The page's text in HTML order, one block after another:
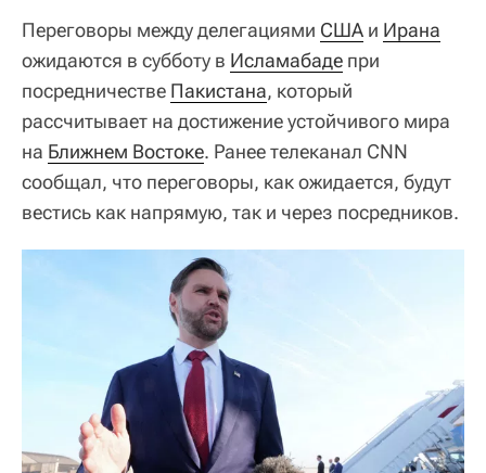
Переговоры между делегациями США и Ирана
ожидаются в субботу в Исламабаде при
посредничестве Пакистана, который
рассчитывает на достижение устойчивого мира
на Ближнем Востоке. Ранее телеканал CNN
сообщал, что переговоры, как ожидается, будут
вестись как напрямую, так и через посредников.